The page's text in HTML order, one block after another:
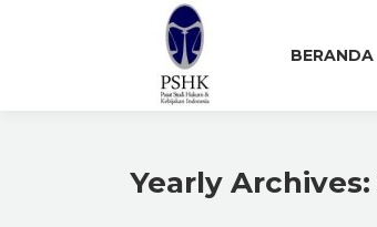
BERANDA
Yearly Archives: